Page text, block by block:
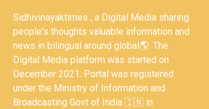
Sidhivinayaktimes , a Digital Media sharing
people's thoughts valuable information and
news in bilingual around global🌎. The
Digital Media platform was started on
December 2021. Portal was registered
under the Ministry of Information and
Broadcasting Govt of India 🇮🇳 in